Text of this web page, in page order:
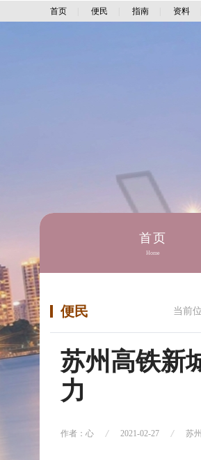
首页 便民 指南 资料
首页
Home
便民 当前
苏州高铁新
力
作者：心 2021-02-27 苏